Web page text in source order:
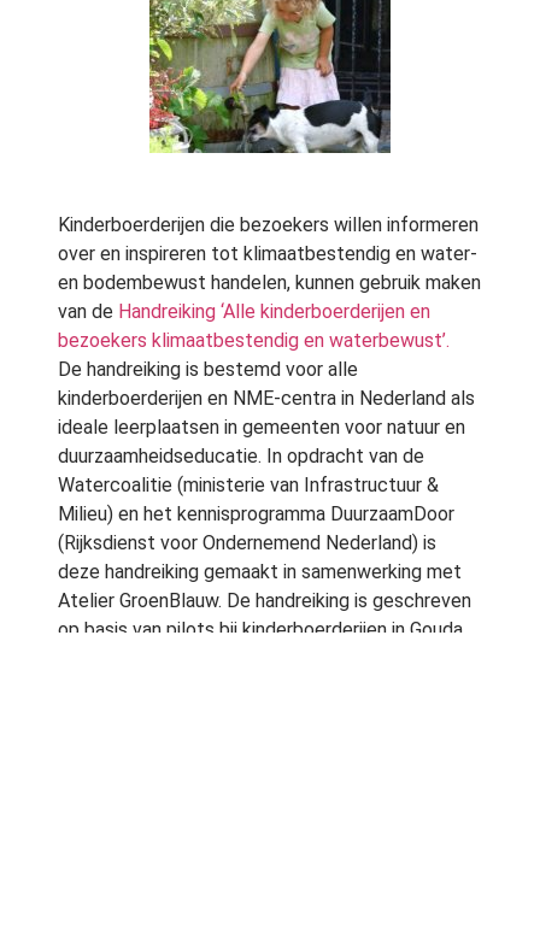
Kinderboerderijen die bezoekers willen informeren
over en inspireren tot klimaatbestendig en water-
en bodembewust handelen, kunnen gebruik maken
van de Handreiking ‘Alle kinderboerderijen en
bezoekers klimaatbestendig en waterbewust’.
De handreiking is bestemd voor alle
kinderboerderijen en NME-centra in Nederland als
ideale leerplaatsen in gemeenten voor natuur en
duurzaamheidseducatie. In opdracht van de
Watercoalitie (ministerie van Infrastructuur &
Milieu) en het kennisprogramma DuurzaamDoor
(Rijksdienst voor Ondernemend Nederland) is
deze handreiking gemaakt in samenwerking met
Atelier GroenBlauw. De handreiking is geschreven
op basis van pilots bij kinderboerderijen in Gouda